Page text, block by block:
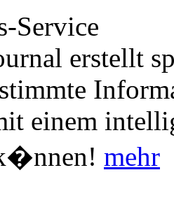
Service
erstellt
einem
mehr